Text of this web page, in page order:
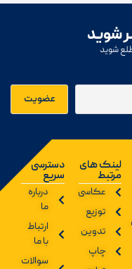
شوید
شوید
لینک های
مرتبط
عکاسی
توزیع
تدوین
چاپ
دسترسی
سریع
درباره
ما
ارتباط
با ما
سوالات